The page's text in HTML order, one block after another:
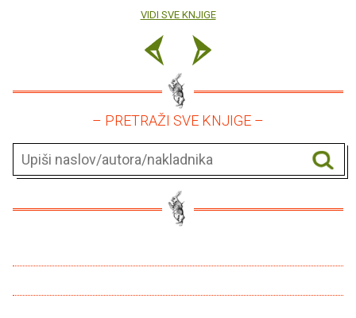
VIDI SVE KNJIGE
– PRETRAŽI SVE KNJIGE –